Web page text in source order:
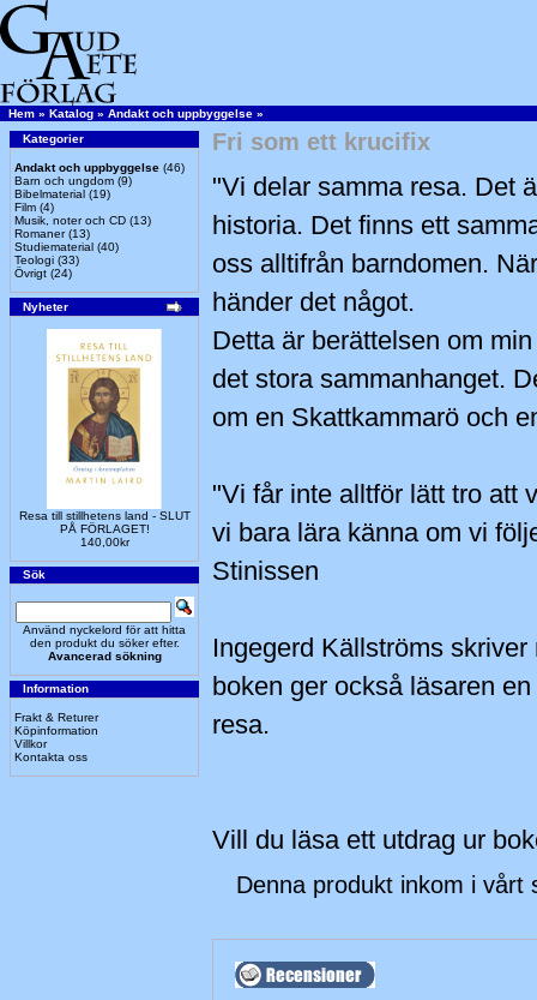
Hem » Katalog » Andakt och uppbyggelse »
Kategorier
Andakt och uppbyggelse (46)
Barn och ungdom (9)
Bibelmaterial (19)
Film (4)
Musik, noter och CD (13)
Romaner(13)
Studiematerial (40)
Teologi (33)
Övrigt (24)
Nyheter
Resa till stillhetens land - SLUT
PÅ FÖRLAGET!
140,00kr
Sök
Använd nyckelord för att hitta
den produkt du söker efter.
Avancerad sökning
Information
Frakt & Returer
Köpinformation
Villkor
Kontakta oss
Fri som ett krucifix
"Vi delar samma resa. Det
historia. Det finns ett
oss alltifrån barndomen.
händer det något.
Detta är berättelsen om
det stora sammanhanget.
om en Skattkammarö och
"Vi får inte alltför lätt tro att
vi bara lära känna om vi
Stinissen
Ingegerd Källströms
boken ger också läsaren
resa.
Vill du läsa ett utdrag ur
Denna produkt inkom i vårt